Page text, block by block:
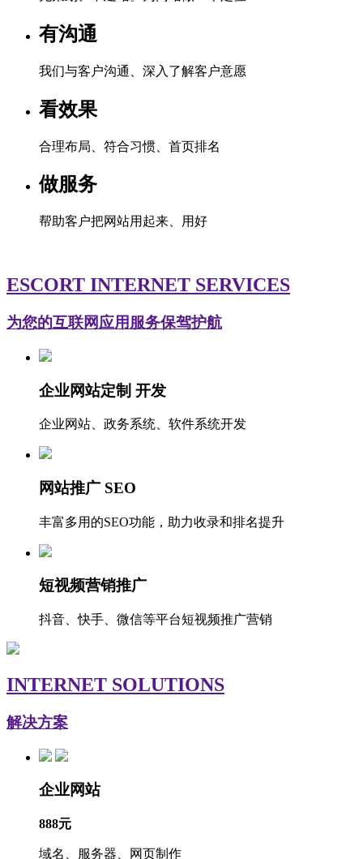
有沟通
我们与客户沟通、深入了解客户意愿
看效果
合理布局、符合习惯、首页排名
做服务
帮助客户把网站用起来、用好
ESCORT INTERNET SERVICES
为您的互联网应用服务保驾护航
企业网站定制 开发
企业网站、政务系统、软件系统开发
网站推广 SEO
丰富多用的SEO功能，助力收录和排名提升
短视频营销推广
抖音、快手、微信等平台短视频推广营销
INTERNET SOLUTIONS
解决方案
企业网站
888元
域名、服务器、网页制作